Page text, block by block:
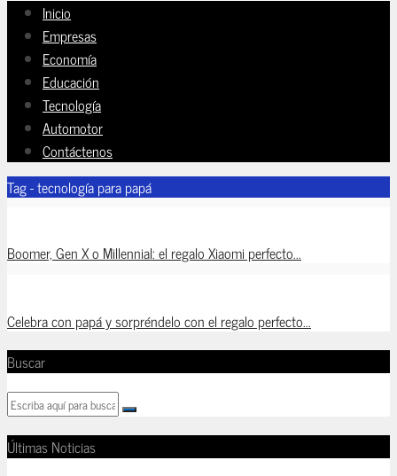
Inicio
Empresas
Economía
Educación
Tecnología
Automotor
Contáctenos
Tag - tecnología para papá
Boomer, Gen X o Millennial: el regalo Xiaomi perfecto...
Celebra con papá y sorpréndelo con el regalo perfecto...
Buscar
Últimas Noticias